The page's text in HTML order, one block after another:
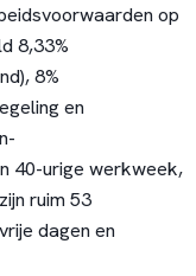
op
8,33%
8%
en
40-urige werkweek,
ruim 53
dagen en